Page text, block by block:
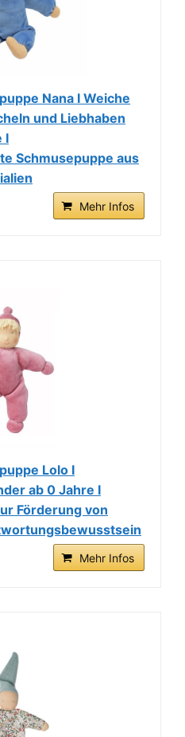
Nana I Weiche
und Liebhaben
I
Schmusepuppe aus
Mehr Infos
Lolo I
ab 0 Jahre I
Förderung von
Mehr Infos